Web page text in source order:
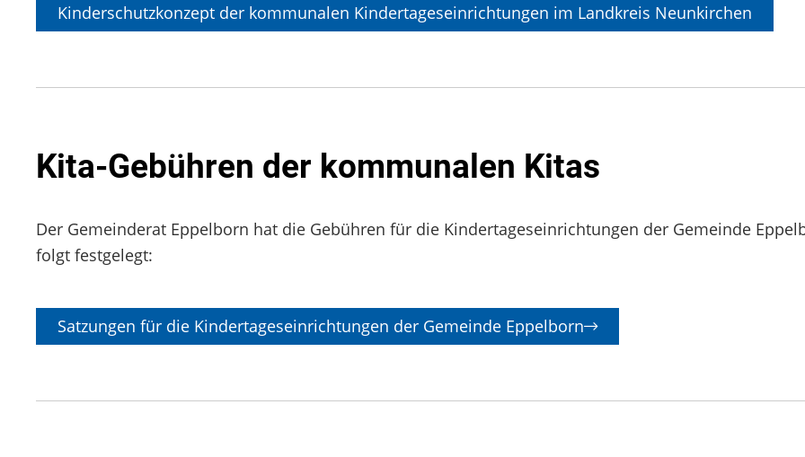
Kinderschutzkonzept der kommunalen Kindertageseinrichtungen im Landkreis Neunkirchen
Kita-Gebühren der kommunalen Kitas
Der Gemeinderat Eppelborn hat die Gebühren für die Kindertageseinrichtungen der Gemeinde
folgt festgelegt:
Satzungen für die Kindertageseinrichtungen der Gemeinde Eppelborn